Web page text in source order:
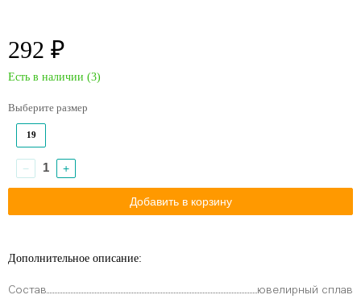
292 ₽
Есть в наличии (3)
Выберите размер
19
− +
Дополнительное описание:
Состав ювелирный сплав